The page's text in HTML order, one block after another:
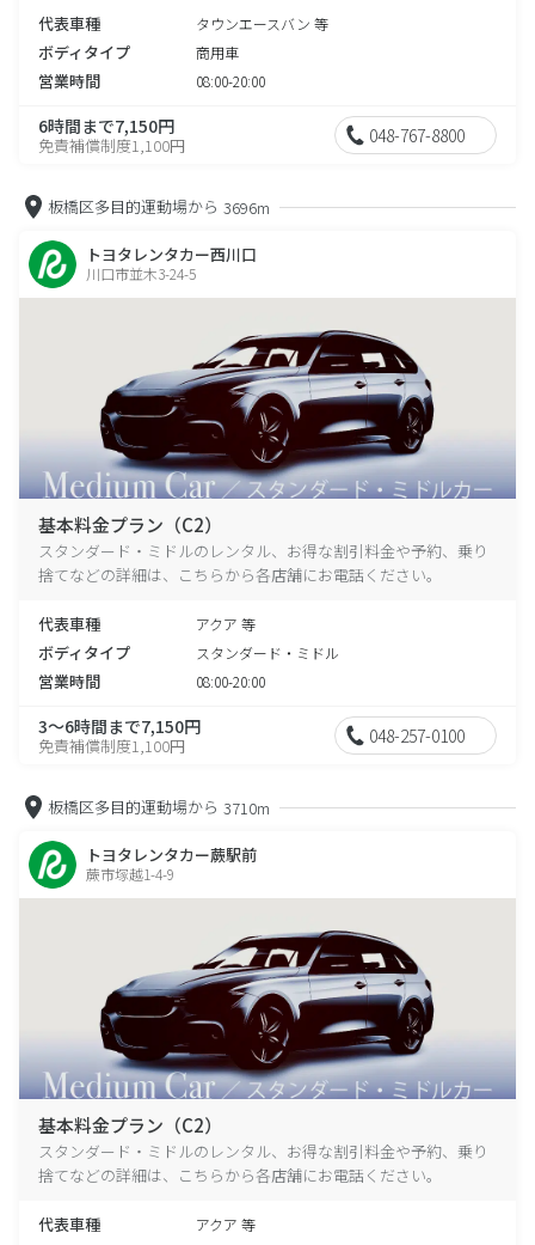
代表車種 タウンエースバン 等
ボディタイプ 商用車
営業時間 08:00-20:00
6時間まで7,150円
免責補償制度1,100円 048-767-8800
板橋区多目的運動場から 3696m
トヨタレンタカー西川口
川口市並木3-24-5
基本料金プラン（C2）
スタンダード・ミドルのレンタル、お得な割引料金や予約、乗り
捨てなどの詳細は、こちらから各店舗にお電話ください。
代表車種 アクア 等
ボディタイプ スタンダード・ミドル
営業時間 08:00-20:00
3～6時間まで7,150円
免責補償制度1,100円 048-257-0100
板橋区多目的運動場から 3710m
トヨタレンタカー蕨駅前
蕨市塚越1-4-9
基本料金プラン（C2）
スタンダード・ミドルのレンタル、お得な割引料金や予約、乗り
捨てなどの詳細は、こちらから各店舗にお電話ください。
代表車種 アクア 等